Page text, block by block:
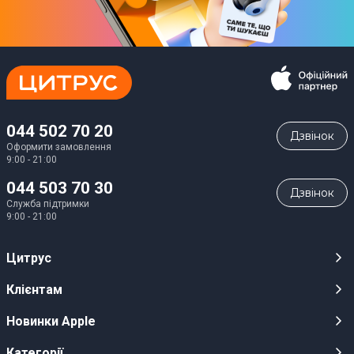
044 502 70 20
Оформити замовлення
9:00 - 21:00
Дзвiнок
044 503 70 30
Служба підтримки
9:00 - 21:00
Дзвiнок
Цитрус
Кар’єра
Клієнтам
Публічні оферти
Новинки Apple
iPhone 17